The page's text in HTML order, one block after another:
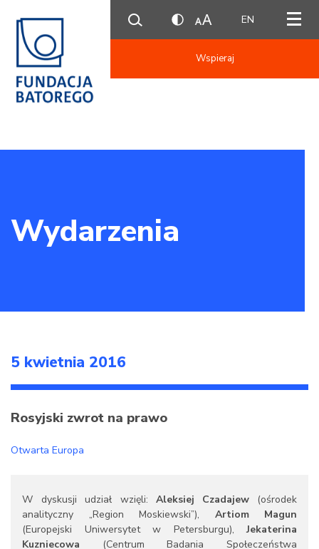
EN
Wspieraj
Wydarzenia
5 kwietnia 2016
Rosyjski zwrot na prawo
Otwarta Europa
W dyskusji udział wzięli: Aleksiej Czadajew (ośrodek
analityczny „Region Moskiewski”), Artiom Magun
(Europejski Uniwersytet w Petersburgu), Jekaterina
Kuzniecowa (Centrum Badania Społeczeństwa